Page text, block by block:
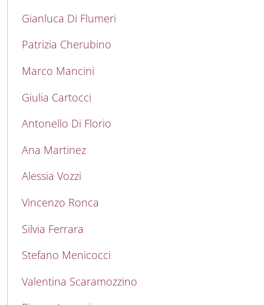
Gianluca Di Flumeri
Patrizia Cherubino
Marco Mancini
Giulia Cartocci
Antonello Di Florio
Ana Martinez
Alessia Vozzi
Vincenzo Ronca
Silvia Ferrara
Stefano Menicocci
Valentina Scaramozzino